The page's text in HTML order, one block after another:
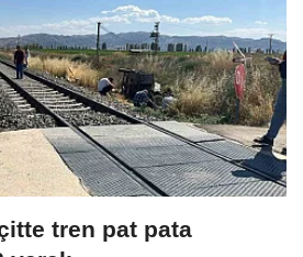
tren pat pata